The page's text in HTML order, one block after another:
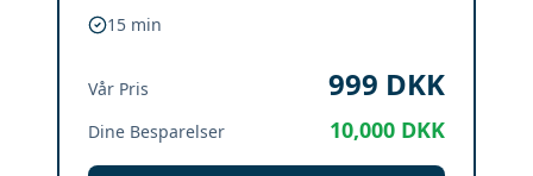
15 min
Vår Pris 999 DKK
Dine Besparelser 10,000 DKK